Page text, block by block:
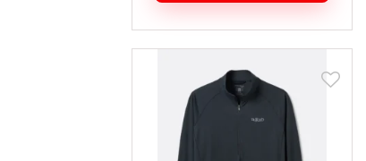
למוצר
זה
יש
מספר
סוגים.
לבחור